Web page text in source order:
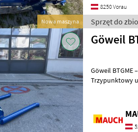
Nowa maszyna
8250 Vorau
Sprzęt do
Göweil
Göweil BTGME
Trzypunktowy